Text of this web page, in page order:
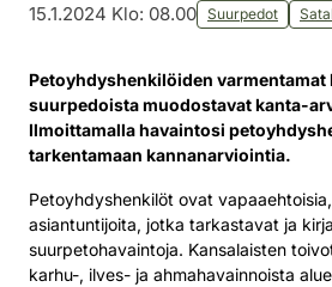
15.1.2024 Klo: 08.00 Suurpedot
Petoyhdyshenkilöiden varmentamat
suurpedoista muodostavat kanta-
Ilmoittamalla havaintosi
tarkentamaan kannanarviointia.
Petoyhdyshenkilöt ovat
asiantuntijoita, jotka tarkastavat ja
suurpetohavaintoja. Kansalaisten
karhu-, ilves- ja ahmahavainnoista